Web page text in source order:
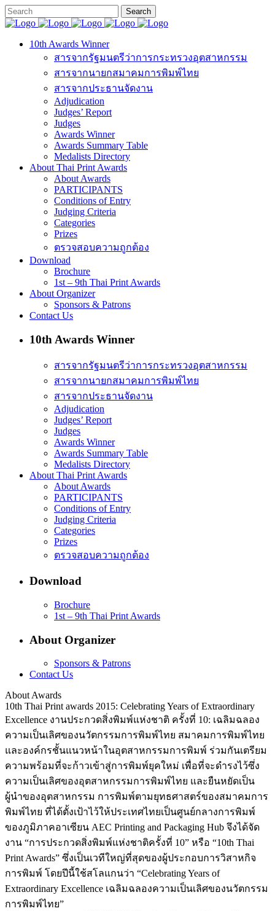
10th Awards Winner
สารจากรัฐมนตรีว่าการกระทรวงอุตสาหกรรม
สารจากนายกสมาคมการพิมพ์ไทย
สารจากประธานจัดงาน
Adjudication
Judges’ Report
Judges
Awards Winner
Awards Summary Table
Medalists Directory
About Thai Print Awards
About Awards
PARTICIPANTS
Conditions of Entry
Judging Criteria
Categories
Prizes
ตรวจสอบความถูกต้อง
Download
Brochure
1st – 9th Thai Print Awards
About Organizer
Sponsors & Patrons
Contact Us
10th Awards Winner
สารจากรัฐมนตรีว่าการกระทรวงอุตสาหกรรม
สารจากนายกสมาคมการพิมพ์ไทย
สารจากประธานจัดงาน
Adjudication
Judges’ Report
Judges
Awards Winner
Awards Summary Table
Medalists Directory
About Thai Print Awards
About Awards
PARTICIPANTS
Conditions of Entry
Judging Criteria
Categories
Prizes
ตรวจสอบความถูกต้อง
Download
Brochure
1st – 9th Thai Print Awards
About Organizer
Sponsors & Patrons
Contact Us
About Awards
10th Thai Print awards 2015: Celebrating Years of Extraordinary
Excellence งานประกวดสิ่งพิมพ์แห่งชาติ ครั้งที่ 10: เฉลิมฉลอง
ความเป็นเลิศของนวัตกรรมการพิมพ์ไทย สมาคมการพิมพ์ไทย
และองค์กรชั้นแนวหน้าในอุตสาหกรรมการพิมพ์ ร่วมกันเตรียม
ความพร้อมที่จะก้าวเข้าสู่การพิมพ์ยุคใหม่ เพื่อที่จะดำรงไว้ซึ่ง
ความเป็นเลิศของอุตสาหกรรมการพิมพ์ไทย และยืนหยัดเป็น
ผู้นำของอุตสาหกรรม การพิมพ์ตามยุทธศาสตร์ของสมาคมการ
พิมพ์ไทย ที่ได้ตั้งเป้าไว้ให้ประเทศไทยเป็นศูนย์กลางการพิมพ์
ของภูมิภาคอาเซียน AEC Printing and Packaging Hub จึงได้จัด
งาน “การประกวดสิ่งพิมพ์แห่งชาติครั้งที่ 10” หรือ “10th Thai
Print Awards” ซึ่งเป็นเวทีใหญ่ที่สุดของผู้ประกอบการวิสาหกิจ
การพิมพ์ โดยปีนี้ใช้สโลแกนว่า “Celebrating Years of
Extraordinary Excellence เฉลิมฉลองความเป็นเลิศของนวัตกรรม
การพิมพ์ไทย”